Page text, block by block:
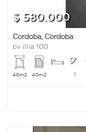
$ 580.000
Cordoba, Cordoba
bv illia 100
40m2 40m2 1